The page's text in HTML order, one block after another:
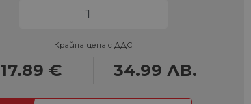
Крайна цена с ДДС
17.89 € 34.99 ЛВ.